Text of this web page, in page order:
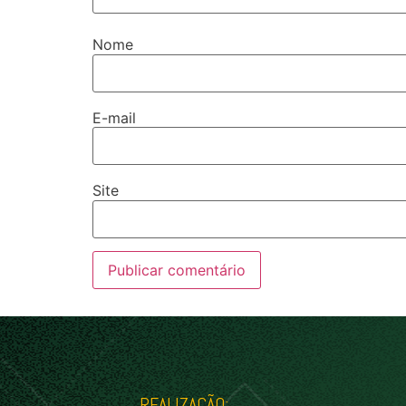
Nome
E-mail
Site